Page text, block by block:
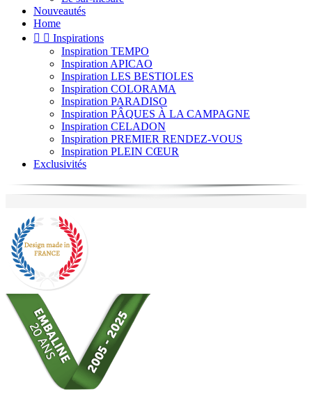
Nouveautés
Home
  Inspirations
Inspiration TEMPO
Inspiration APICAO
Inspiration LES BESTIOLES
Inspiration COLORAMA
Inspiration PARADISO
Inspiration PÂQUES À LA CAMPAGNE
Inspiration CELADON
Inspiration PREMIER RENDEZ-VOUS
Inspiration PLEIN CŒUR
Exclusivités